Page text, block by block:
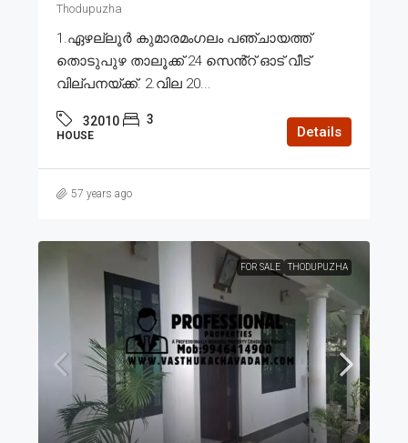
Thodupuzha
1.ഏഴല്ലൂർ കുമാരമംഗലം പഞ്ചായത്ത്
തൊടുപുഴ താലൂക്ക് 24 സെൻ്റ് ഓട് വീട്
വില്പനയ്ക്ക്. 2.വില 20...
32010 3
HOUSE Details
57 years ago
FOR SALE THODUPUZHA